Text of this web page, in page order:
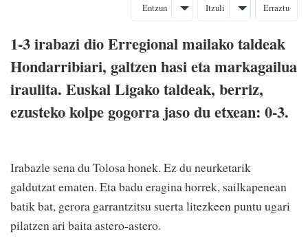
Entzun Itzuli Erraztu
1-3 irabazi dio Erregional mailako taldeak
Hondarribiari, galtzen hasi eta markagailua
iraulita. Euskal Ligako taldeak, berriz,
ezusteko kolpe gogorra jaso du etxean: 0-3.
Irabazle sena du Tolosa honek. Ez du neurketarik
galdutzat ematen. Eta badu eragina horrek, sailkapenean
batik bat, gerora garrantzitsu suerta litezkeen puntu ugari
pilatzen ari baita astero-astero.